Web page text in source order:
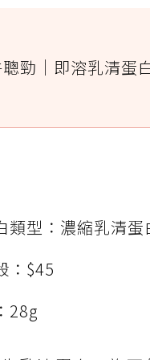
勁｜即溶乳清蛋
類型：濃縮乳清蛋
：$45
28g